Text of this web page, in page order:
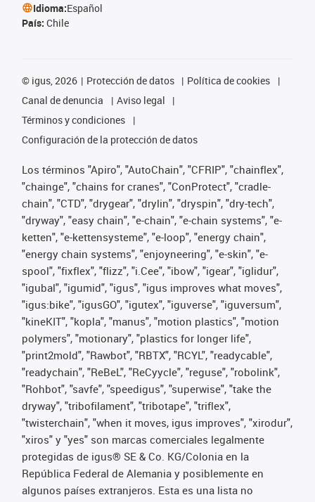
Idioma:Español
País: Chile
© igus, 2026 Protección de datos
Política de cookies
Canal de denuncia
Aviso legal
Términos y condiciones
Configuración de la protección de datos
Los términos "Apiro", "AutoChain", "CFRIP", "chainflex",
"chainge", "chains for cranes", "ConProtect", "cradle-
chain", "CTD", "drygear", "drylin", "dryspin", "dry-tech",
"dryway", "easy chain", "e-chain", "e-chain systems", "e-
ketten", "e-kettensysteme", "e-loop", "energy chain",
"energy chain systems", "enjoyneering", "e-skin", "e-
spool", "fixflex", "flizz", "i.Cee", "ibow", "igear", "iglidur",
"igubal", "igumid", "igus", "igus improves what moves",
"igus:bike", "igusGO", "igutex", "iguverse", "iguversum",
"kineKIT", "kopla", "manus", "motion plastics", "motion
polymers", "motionary", "plastics for longer life",
"print2mold", "Rawbot", "RBTX", "RCYL", "readycable",
"readychain", "ReBeL", "ReCyycle", "reguse", "robolink",
"Rohbot", "savfe", "speedigus", "superwise", "take the
dryway", "tribofilament", "tribotape", "triflex",
"twisterchain", "when it moves, igus improves", "xirodur",
"xiros" y "yes" son marcas comerciales legalmente
protegidas de igus® SE & Co. KG/Colonia en la
República Federal de Alemania y posiblemente en
algunos países extranjeros. Esta es una lista no